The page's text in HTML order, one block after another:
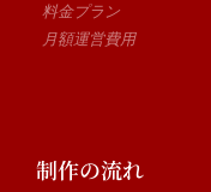
料金プラン
月額運営費用
制作の流れ